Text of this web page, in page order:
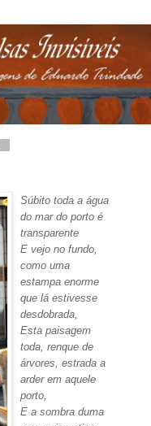
Súbito toda a água
do mar do porto é
transparente
E vejo no fundo,
como uma
estampa enorme
que lá estivesse
desdobrada,
Esta paisagem
toda, renque de
árvores, estrada a
arder em aquele
porto,
E a sombra duma